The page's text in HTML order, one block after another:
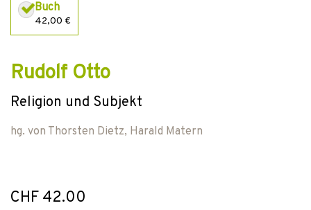
Buch
42,00 €
Rudolf Otto
Religion und Subjekt
hg. von Thorsten Dietz, Harald Matern
CHF 42.00